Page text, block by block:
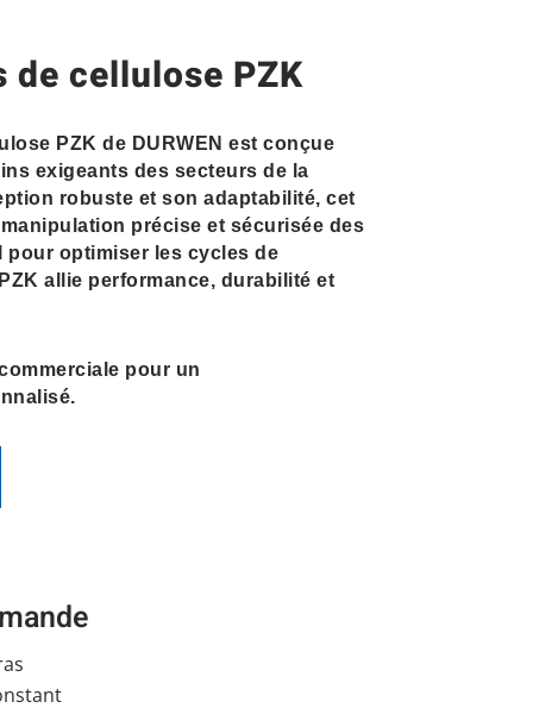
de cellulose PZK
PZK de DURWEN est conçue
exigeants des secteurs de la
robuste et son adaptabilité, cet
précise et sécurisée des
pour optimiser les cycles de
allie performance, durabilité et
pour un